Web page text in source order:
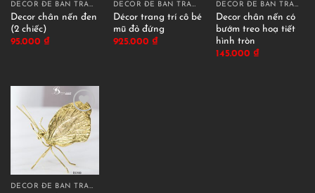
DECOR ĐỂ BÀN TRANG TRÍ
Decor chân nến đen
(2 chiếc)
95.000 ₫
DECOR ĐỂ BÀN TRANG TRÍ
Décor trang trí cô bé
mũ đỏ đứng
925.000 ₫
DECOR ĐỂ BÀN TRANG TRÍ
Decor chân nến có
bướm treo hoạ tiết
hình tròn
145.000 ₫
DECOR ĐỂ BÀN TRANG TRÍ